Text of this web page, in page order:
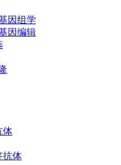
因组学
因编辑
体
抗体